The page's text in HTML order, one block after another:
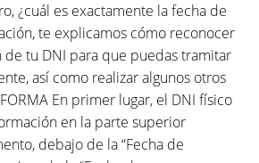
¿cuál es exactamente la fecha de
te explicamos cómo reconocer
de tu DNI para que puedas tramitar
así como realizar algunos otros
En primer lugar, el DNI físico
en la parte superior
debajo de la “Fecha de